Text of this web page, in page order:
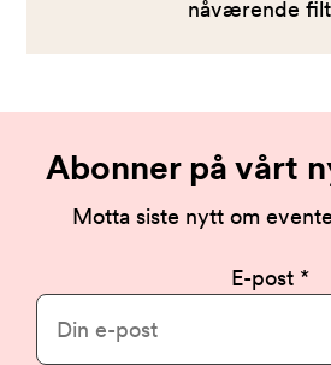
nåværende
Abonner på vårt
Motta siste nytt om
E-post